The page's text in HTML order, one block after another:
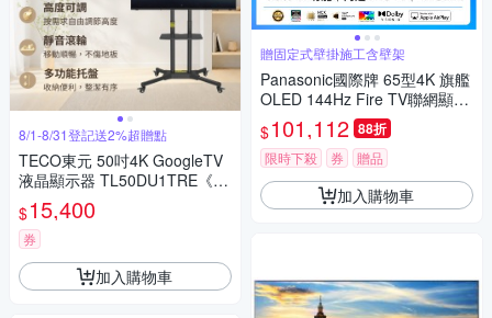
8/1-8/31登記送2%超贈點
TECO東元 50吋4K GoogleTV
液晶顯示器 TL50DU1TRE《含
安裝｜移動式立架超值組》
$15,400
券
加入購物車
贈固定式壁掛施工含壁架
Panasonic國際牌 65型4K 旗艦
OLED 144Hz Fire TV聯網顯示
器 無視訊盒 TV-65Z95BGT
$101,112 88折
限時下殺 券 贈品
加入購物車